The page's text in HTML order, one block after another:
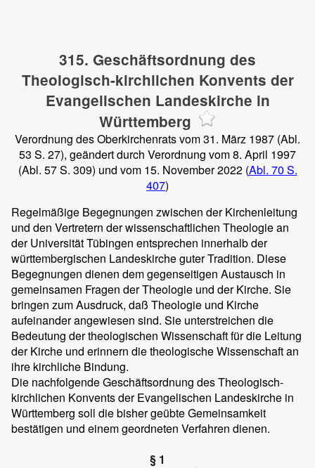
315. Geschäftsordnung des
Theologisch-kirchlichen Konvents der
Evangelischen Landeskirche in
Württemberg
Verordnung des Oberkirchenrats vom 31. März 1987 (Abl.
53 S. 27), geändert durch Verordnung vom 8. April 1997
(Abl. 57 S. 309) und vom 15. November 2022 (Abl. 70 S.
407)
Regelmäßige Begegnungen zwischen der Kirchenleitung
und den Vertretern der wissenschaftlichen Theologie an
der Universität Tübingen entsprechen innerhalb der
württembergischen Landeskirche guter Tradition. Diese
Begegnungen dienen dem gegenseitigen Austausch in
gemeinsamen Fragen der Theologie und der Kirche. Sie
bringen zum Ausdruck, daß Theologie und Kirche
aufeinander angewiesen sind. Sie unterstreichen die
Bedeutung der theologischen Wissenschaft für die Leitung
der Kirche und erinnern die theologische Wissenschaft an
ihre kirchliche Bindung.
Die nachfolgende Geschäftsordnung des Theologisch-
kirchlichen Konvents der Evangelischen Landeskirche in
Württemberg soll die bisher geübte Gemeinsamkeit
bestätigen und einem geordneten Verfahren dienen.
§ 1